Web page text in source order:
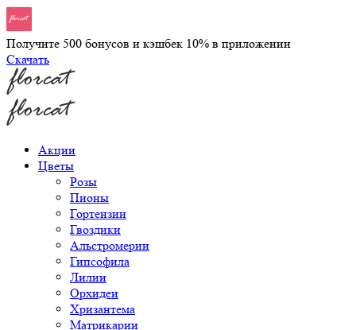
Получите 500 бонусов и кэшбек 10% в приложении
Скачать
Акции
Цветы
Розы
Пионы
Гортензии
Гвоздики
Альстромерии
Гипсофила
Лилии
Орхидеи
Хризантема
Матрикарии